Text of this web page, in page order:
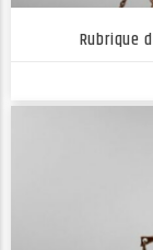
Rubrique